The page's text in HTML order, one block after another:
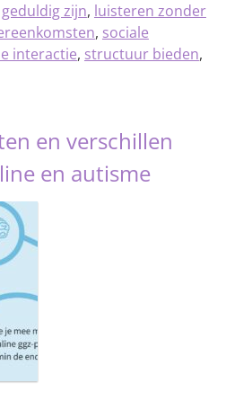
geduldig zijn, luisteren zonder
, sociale
interactie, structuur bieden,
en verschillen
en autisme